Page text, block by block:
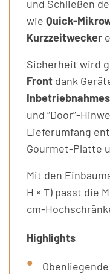
und Schließen
wie Quick-
Kurzzeitwecker
Sicherheit wird
Front dank
und “Door”-
Lieferumfang
Gourmet-Platte
Mit den
H × T) passt die
cm-
Highlights